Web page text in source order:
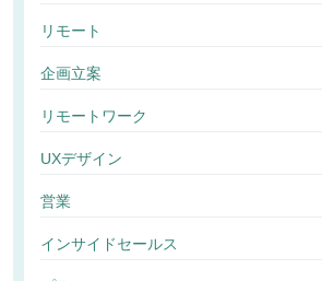
リモート
企画立案
リモートワーク
UXデザイン
営業
インサイドセールス